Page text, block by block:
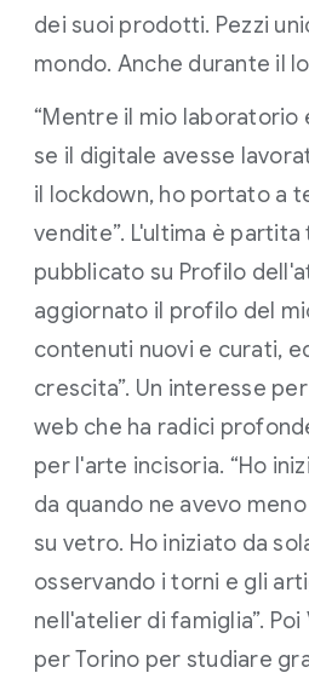
dei suoi prodotti. Pezzi
mondo. Anche durante il
“Mentre il mio laboratorio
se il digitale avesse
il lockdown, ho portato a
vendite”. L'ultima è
pubblicato su Profilo
aggiornato il profilo del
contenuti nuovi e curati,
crescita”. Un interesse
web che ha radici
per l'arte incisoria. “Ho
da quando ne avevo
su vetro. Ho iniziato da
osservando i torni e gli
nell'atelier di famiglia”.
per Torino per studiare